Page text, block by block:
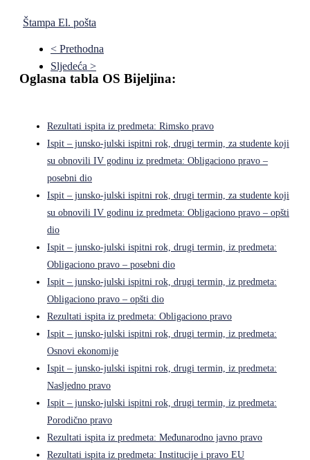
Štampa El. pošta
< Prethodna
Sljedeća >
Oglasna tabla OS Bijeljina:
Rezultati ispita iz predmeta: Rimsko pravo
Ispit – junsko-julski ispitni rok, drugi termin, za studente koji
su obnovili IV godinu iz predmeta: Obligaciono pravo –
posebni dio
Ispit – junsko-julski ispitni rok, drugi termin, za studente koji
su obnovili IV godinu iz predmeta: Obligaciono pravo – opšti
dio
Ispit – junsko-julski ispitni rok, drugi termin, iz predmeta:
Obligaciono pravo – posebni dio
Ispit – junsko-julski ispitni rok, drugi termin, iz predmeta:
Obligaciono pravo – opšti dio
Rezultati ispita iz predmeta: Obligaciono pravo
Ispit – junsko-julski ispitni rok, drugi termin, iz predmeta:
Osnovi ekonomije
Ispit – junsko-julski ispitni rok, drugi termin, iz predmeta:
Nasljedno pravo
Ispit – junsko-julski ispitni rok, drugi termin, iz predmeta:
Porodično pravo
Rezultati ispita iz predmeta: Međunarodno javno pravo
Rezultati ispita iz predmeta: Institucije i pravo EU